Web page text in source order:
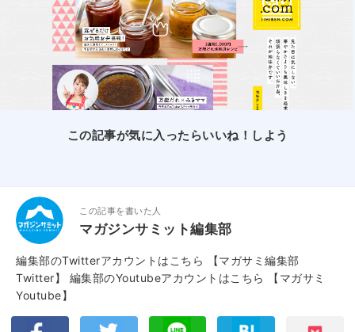
この記事が気に入ったらいいね！しよう
この記事を書いた人
マガジンサミット編集部
編集部のTwitterアカウントはこちら
【マガサミ編集部
Twitter】
編集部のYoutubeアカウントはこちら
【マガサミ
Youtube】